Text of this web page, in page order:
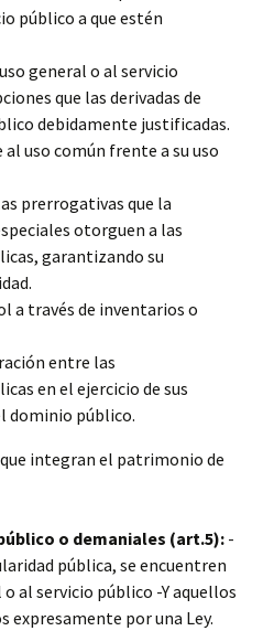
público a que estén
general o al servicio
que las derivadas de
debidamente justificadas.
uso común frente a su uso
prerrogativas que la
otorguen a las
garantizando su
a través de inventarios o
entre las
en el ejercicio de sus
dominio público.
que integran el patrimonio de
o demaniales (art.5):-
pública, se encuentren
al servicio público -Y aquellos
expresamente por una Ley.